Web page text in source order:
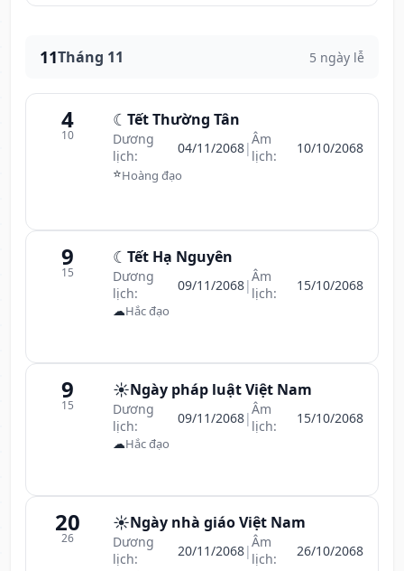
11Tháng 11 5 ngày lễ
4
10
☾ Tết Thường Tân
Dương
lịch:
04/11/2068|Âm
lịch:
10/10/2068
⭐Hoàng đạo
9
15
☾ Tết Hạ Nguyên
Dương
lịch:
09/11/2068|Âm
lịch:
15/10/2068
☁Hắc đạo
9
15
☀️Ngày pháp luật Việt Nam
Dương
lịch:
09/11/2068|Âm
lịch:
15/10/2068
☁Hắc đạo
20
26
☀️Ngày nhà giáo Việt Nam
Dương
lịch:
20/11/2068|Âm
lịch:
26/10/2068